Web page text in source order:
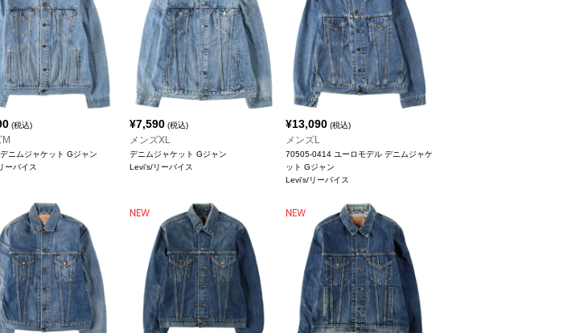
(税込)
M
ニムジャケット Gジャン
ーバイス
¥7,590 (税込)
メンズXL
デニムジャケット Gジャン
Levi's/リーバイス
¥13,090 (税込)
メンズL
70505-0414 ユーロモデル デニムジャケ
ット Gジャン
Levi's/リーバイス